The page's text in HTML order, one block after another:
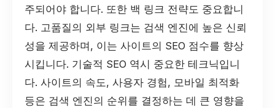
주되어야 합니다. 또한 백 링크 전략도 중요합니
다. 고품질의 외부 링크는 검색 엔진에 높은 신뢰
성을 제공하며, 이는 사이트의 SEO 점수를 향상
시킵니다. 기술적 SEO 역시 중요한 테크닉입니
다. 사이트의 속도, 사용자 경험, 모바일 최적화
등은 검색 엔진의 순위를 결정하는 데 큰 영향을